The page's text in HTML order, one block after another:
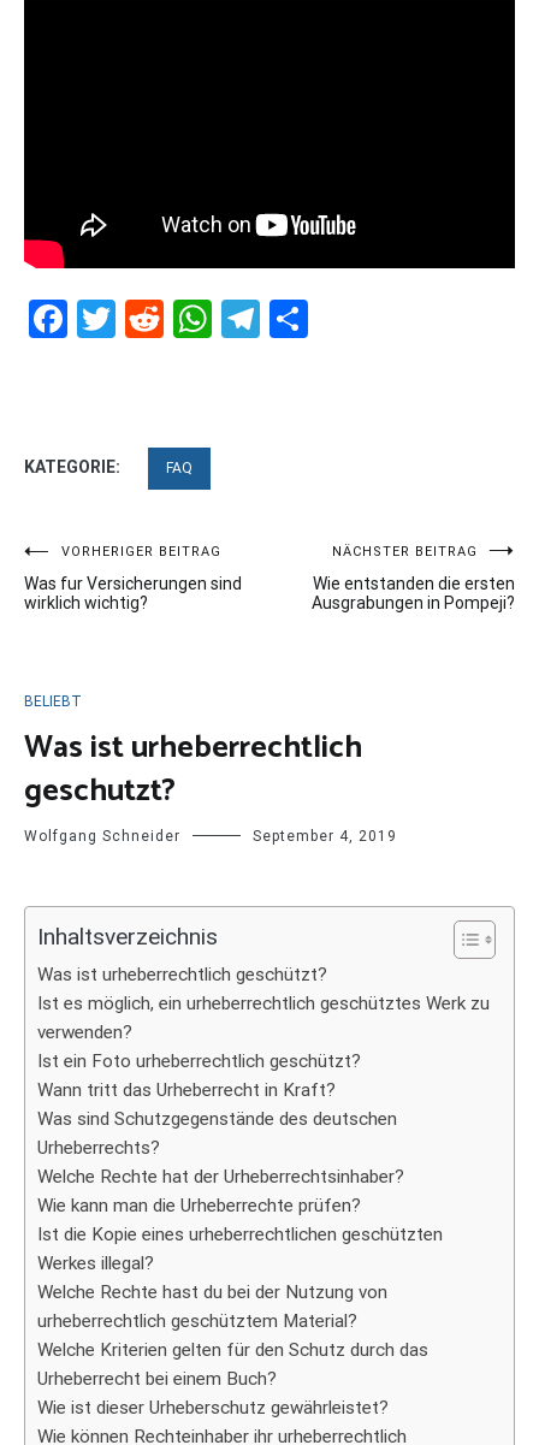
Facebook
Twitter
RedditWhatsApp
Telegram
KATEGORIE: FAQ
Beitragsnavigation
VORHERIGER BEITRAG
Was fur Versicherungen sind
wirklich wichtig?
NÄCHSTER BEITRAG
Wie entstanden die ersten
Ausgrabungen in Pompeji?
BELIEBT
Was ist urheberrechtlich
geschutzt?
Wolfgang Schneider September 4, 2019
Inhaltsverzeichnis
Was ist urheberrechtlich geschützt?
Ist es möglich, ein urheberrechtlich geschütztes Werk zu
verwenden?
Ist ein Foto urheberrechtlich geschützt?
Wann tritt das Urheberrecht in Kraft?
Was sind Schutzgegenstände des deutschen
Urheberrechts?
Welche Rechte hat der Urheberrechtsinhaber?
Wie kann man die Urheberrechte prüfen?
Ist die Kopie eines urheberrechtlichen geschützten
Werkes illegal?
Welche Rechte hast du bei der Nutzung von
urheberrechtlich geschütztem Material?
Welche Kriterien gelten für den Schutz durch das
Urheberrecht bei einem Buch?
Wie ist dieser Urheberschutz gewährleistet?
Wie können Rechteinhaber ihr urheberrechtlich